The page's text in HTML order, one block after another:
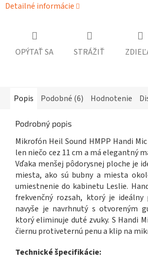
Detailné informácie
OPÝTAŤ SA STRÁŽIŤ
Popis Podobné (6) Hodnotenie
Podrobný popis
Mikrofón Heil Sound HMPP Handi
len niečo cez 11 cm a má elegantný
Vďaka menšej pôdorysnej ploche je
miesta, ako sú bubny a miesta
umiestnenie do kabinetu Leslie.
frekvenčný rozsah, ktorý je ideálny
navyše je navrhnutý s otvoreným
ktorý eliminuje duté zvuky. S Handi
čiernu protiveternú penu a klip na
Technické špecifikácie: